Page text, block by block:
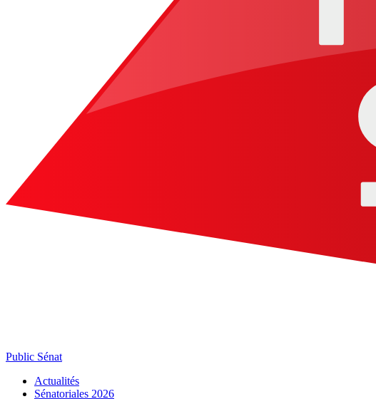
Public Sénat
Actualités
Sénatoriales 2026